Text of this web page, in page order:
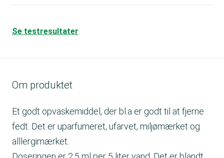
Se testresultater
Om produktet
Et godt opvaskemiddel, der bl.a er godt til at fjerne
fedt. Det er uparfumeret, ufarvet, miljømærket og
alllergimærket.